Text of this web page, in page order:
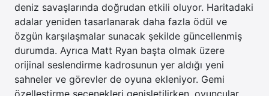
deniz savaşlarında doğrudan etkili oluyor. Haritadaki
adalar yeniden tasarlanarak daha fazla ödül ve
özgün karşılaşmalar sunacak şekilde güncellenmiş
durumda. Ayrıca Matt Ryan başta olmak üzere
orijinal seslendirme kadrosunun yer aldığı yeni
sahneler ve görevler de oyuna ekleniyor. Gemi